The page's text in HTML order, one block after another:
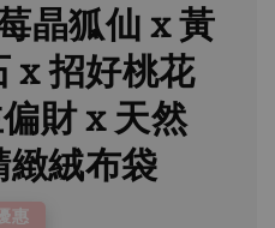
晶狐仙 x 黃
x 招好桃花
財 x 天然
絨布袋
惠